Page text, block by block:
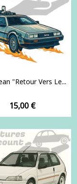
"Retour Vers Le...
Prix
15,00 €